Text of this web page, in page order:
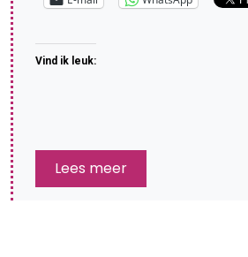
Vind ik leuk:
Lees meer